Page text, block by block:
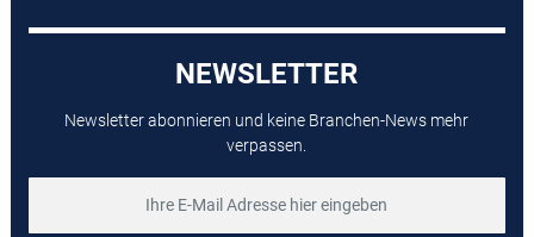
NEWSLETTER
Newsletter abonnieren und keine Branchen-News mehr
verpassen.